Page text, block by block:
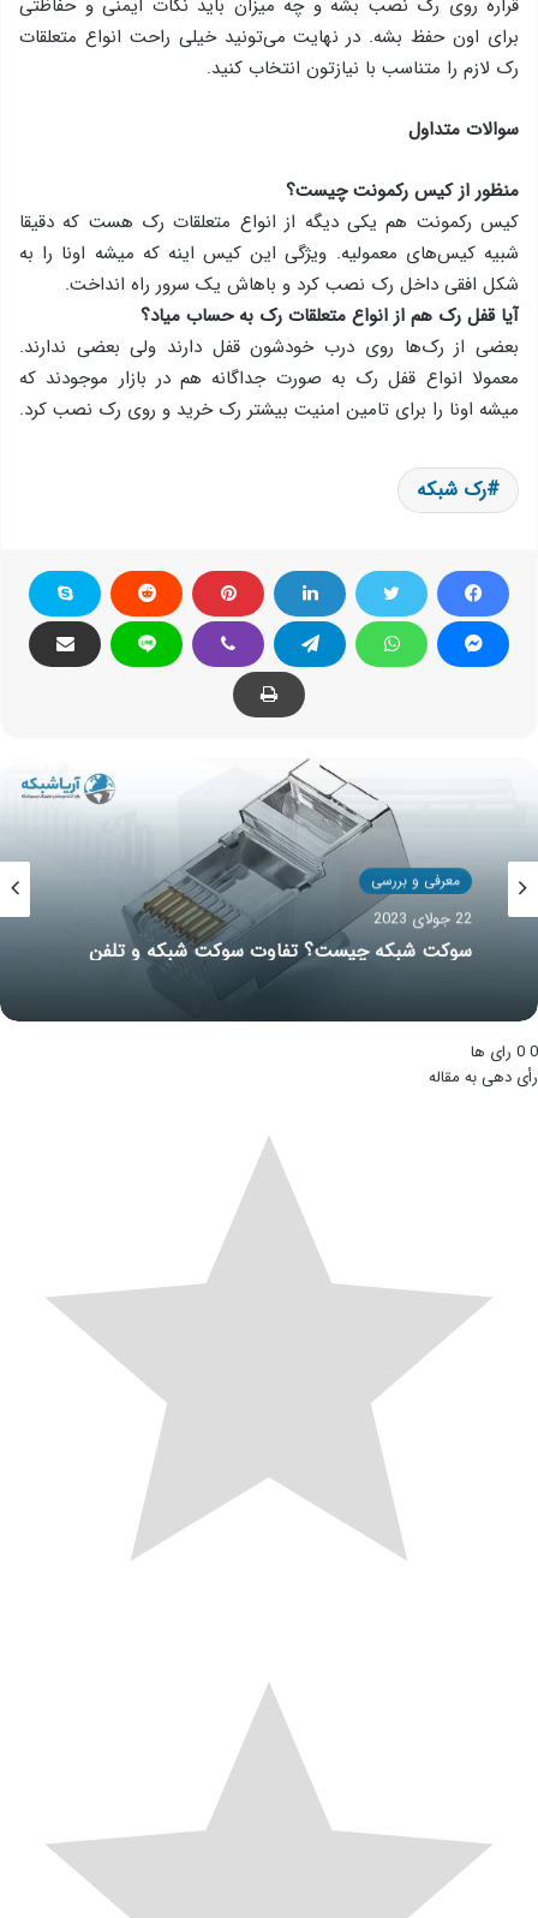
برای اون حفظ بشه. در نهایت می‌تونید خیلی راحت انواع متعلقات
رک لازم را متناسب با نیازتون انتخاب کنید.
سوالات متداول
منظور از کیس رکمونت چیست؟
کیس رکمونت هم یکی دیگه از انواع متعلقات رک هست که دقیقا
شبیه‌ کیس‌های معمولیه. ویژگی این کیس اینه که میشه اونا را به
شکل افقی داخل رک نصب کرد و باهاش یک سرور راه انداخت.
آیا قفل رک هم از انواع متعلقات رک به حساب میاد؟
بعضی از رک‌ها روی درب خودشون قفل دارند ولی بعضی ندارند.
معمولا انواع قفل رک به صورت جداگانه هم در بازار موجودند که
میشه اونا را برای تامین امنیت بیشتر رک خرید و روی رک نصب کرد.
رک شبکه
معرفی و بررسی
02 فوریه 2022
آشنایی با انواع تجهیزات پسیو شبکه
0
0 رای ها
رأی دهی به مقاله